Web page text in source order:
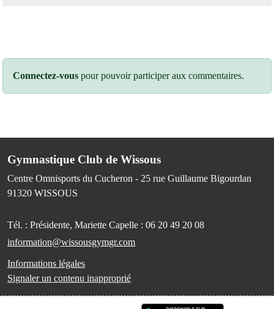
Connectez-vous pour pouvoir participer aux commentaires.
Gymnastique Club de Wissous
Centre Omnisports du Cucheron - 25 rue Guillaume Bigourdan
91320 WISSOUS
Tél. : Présidente, Mariette Capelle : 06 20 49 20 08
information@wissousgymgr.com
Informations légales
Signaler un contenu inapproprié